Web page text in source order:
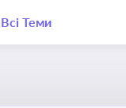
Всі Теми